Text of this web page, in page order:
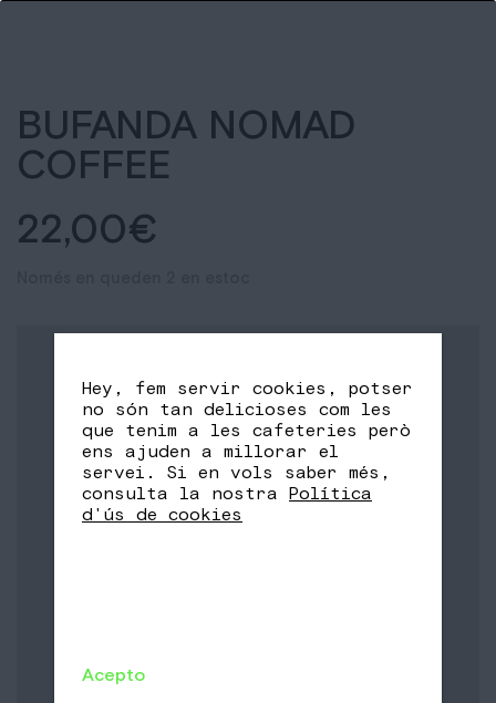
BUFANDA NOMAD
COFFEE
22,00€
Hey, fem servir cookies, potser
no són tan delicioses com les
que tenim a les cafeteries però
ens ajuden a millorar el
servei. Si en vols saber més,
consulta la nostra Política
d'ús de cookies
Acepto